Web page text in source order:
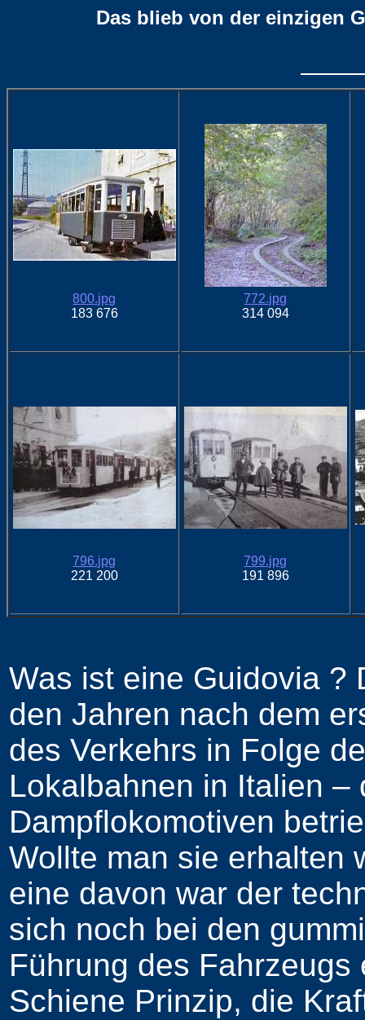
Das blieb von der einzigen
800.jpg
183 676
772.jpg
314 094
796.jpg
221 200
799.jpg
191 896
Was ist eine Guidovia ?
den Jahren nach dem
des Verkehrs in Folge
Lokalbahnen in Italien –
Dampflokomotiven
Wollte man sie erhalten
eine davon war der
sich noch bei den
Führung des
Schiene Prinzip, die